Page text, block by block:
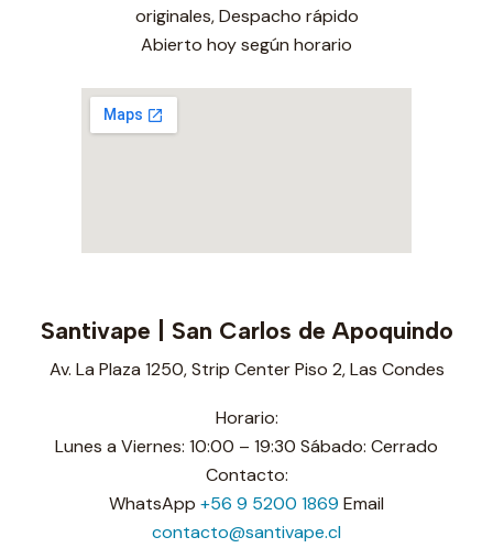
originales,Despacho rápido
Sucursal operativa
Abierto hoy según horario
Santivape | San Carlos de Apoquindo
Av. La Plaza 1250, Strip Center Piso 2, Las Condes
Horario:
Lunes a Viernes: 10:00 – 19:30 Sábado: Cerrado
Contacto:
WhatsApp +56 9 5200 1869 Email
contacto@santivape.cl